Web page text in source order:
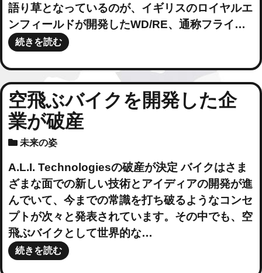
語り草となっているのが、イギリスのロイヤルエ
ンフィールドが開発したWD/RE、通称フライ…
続きを読む
空飛ぶバイクを開発した企
業が破産
未来の姿
A.L.I. Technologiesの破産が決定 バイクはさま
ざまな面での新しい技術とアイディアの開発が進
んでいて、今までの常識を打ち破るようなコンセ
プトが次々と発表されています。その中でも、空
飛ぶバイクとして世界的な…
続きを読む